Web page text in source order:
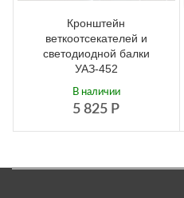
Кронштейн
веткоотсекателей и
светодиодной балки
УАЗ-452
5 825 Р
В наличии